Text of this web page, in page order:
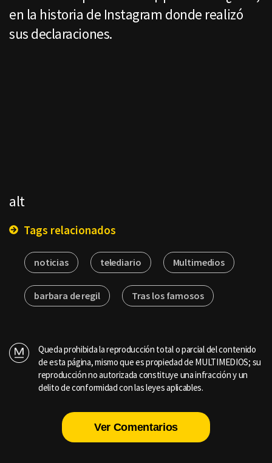
en la historia de Instagram donde realizó
sus declaraciones.
alt
Tags relacionados
noticias telediario Multimedios
barbara de regil Tras los famosos
Queda prohibida la reproducción total o parcial del contenido
de esta página, mismo que es propiedad de MULTIMEDIOS; su
reproducción no autorizada constituye una infracción y un
delito de conformidad con las leyes aplicables.
Ver Comentarios